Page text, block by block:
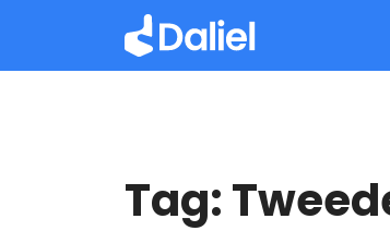
Tag: